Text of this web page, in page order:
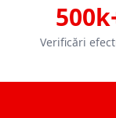
Verificări